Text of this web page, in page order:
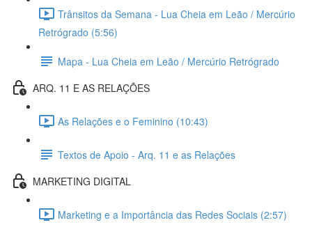
Trânsitos da Semana - Lua Cheia em Leão / Mercúrio
Retrógrado (5:56)
Mapa - Lua Cheia em Leão / Mercúrio Retrógrado
ARQ. 11 E AS RELAÇÕES
As Relações e o Feminino (10:43)
Textos de Apoio - Arq. 11 e as Relações
MARKETING DIGITAL
Marketing e a Importância das Redes Sociais (2:57)